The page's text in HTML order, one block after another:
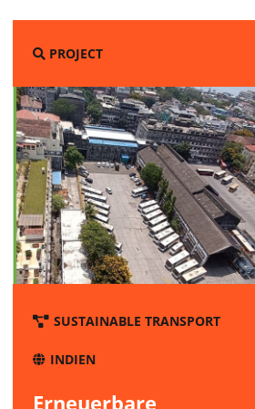
PROJECT
SUSTAINABLE TRANSPORT
INDIEN
Erneuerbare
RESSOURCEN